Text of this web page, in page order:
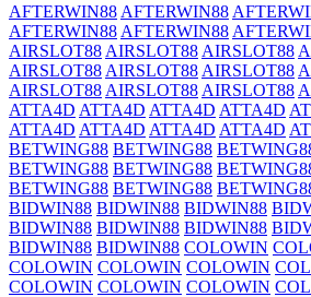
AFTERWIN88 AFTERWIN88
AFTERWIN88 AFTERWIN88
AIRSLOT88 AIRSLOT88 AIRSLOT88
AIRSLOT88 AIRSLOT88 AIRSLOT88
AIRSLOT88 AIRSLOT88 AIRSLOT88
ATTA4D ATTA4D ATTA4D ATTA4D
ATTA4D ATTA4D ATTA4D ATTA4D
BETWING88 BETWING88
BETWING88 BETWING88
BETWING88 BETWING88
BIDWIN88 BIDWIN88 BIDWIN88
BIDWIN88 BIDWIN88 BIDWIN88
BIDWIN88 BIDWIN88 COLOWIN
COLOWIN COLOWIN COLOWIN
COLOWIN COLOWIN COLOWIN